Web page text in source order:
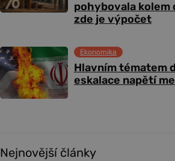
pohybovala kolem
zde je výpočet
Hlavním tématem
eskalace napětí
Ekonomika
Nejnovější články